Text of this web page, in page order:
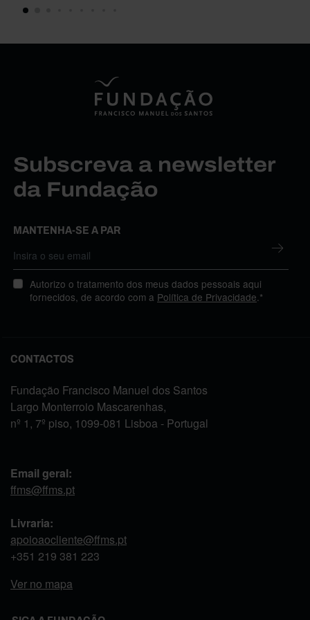
Subscreva a newsletter
da Fundação
MANTENHA-SE A PAR
Autorizo o tratamento dos meus dados pessoais aqui
fornecidos, de acordo com a Política de Privacidade .*
CONTACTOS
Fundação Francisco Manuel dos Santos
Largo Monterroio Mascarenhas,
nº 1, 7º piso, 1099-081 Lisboa - Portugal
Email geral:
ffms@ffms.pt
Livraria:
apoioaocliente@ffms.pt
+351 219 381 223
Ver no mapa